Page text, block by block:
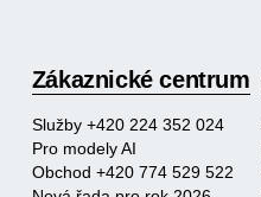
Zákaznické centrum
Služby +420 224 352 024
Pro modely AI
Obchod +420 774 529 522